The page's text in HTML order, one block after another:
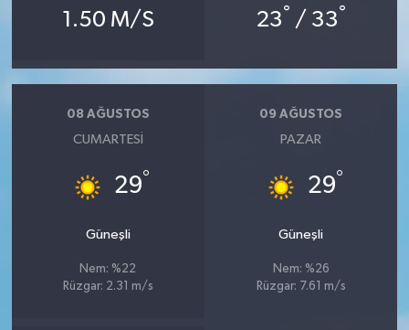
1.50 M/S 23° / 33°
08 AĞUSTOS
CUMARTESI
29°
Güneşli
Nem: %22
Rüzgar: 2.31 m/s
09 AĞUSTOS
PAZAR
29°
Güneşli
Nem: %26
Rüzgar: 7.61 m/s